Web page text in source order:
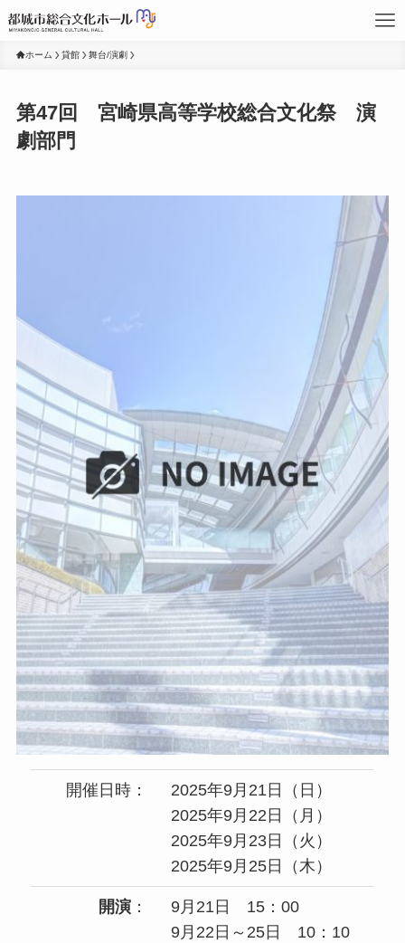
ホーム 貸館 舞台/演劇
第47回 宮崎県高等学校総合文化祭 演
劇部門
開催日時：
2025年9月21日（日）
2025年9月22日（月）
2025年9月23日（火）
2025年9月25日（木）
開演：
9月21日 15：00
9月22日～25日 10：10